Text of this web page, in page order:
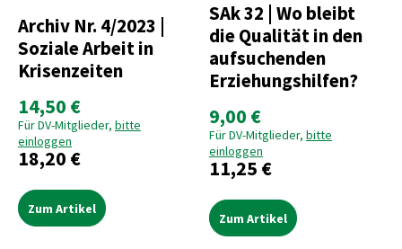
Archiv Nr. 4/2023 |
Soziale Arbeit in
Krisenzeiten
14,50 €
Für DV-Mitglieder, bitte
einloggen
18,20 €
Zum Artikel
SAk 32 | Wo bleibt
die Qualität in den
aufsuchenden
Erziehungshilfen?
9,00 €
Für DV-Mitglieder, bitte
einloggen
11,25 €
Zum Artikel